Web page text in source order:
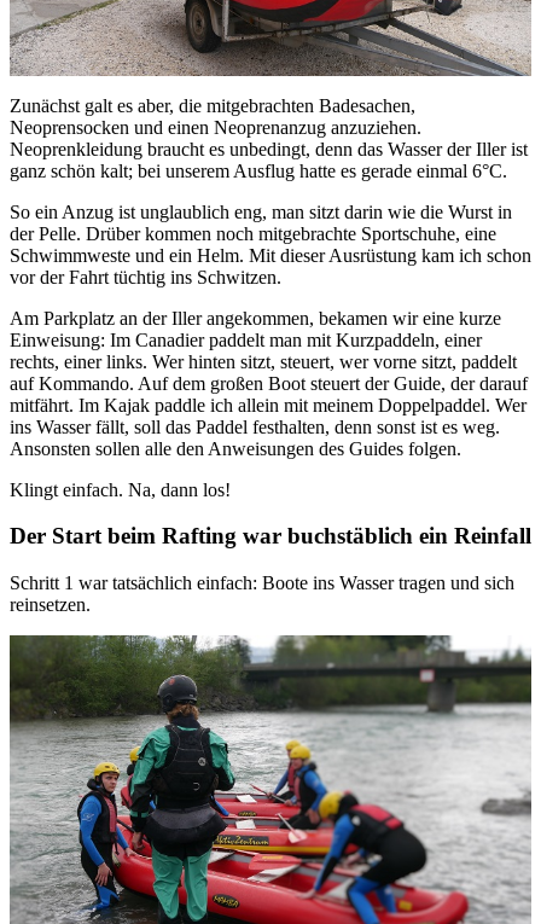
Zunächst galt es aber, die mitgebrachten Badesachen,
Neoprensocken und einen Neoprenanzug anzuziehen.
Neoprenkleidung braucht es unbedingt, denn das Wasser der Iller ist
ganz schön kalt; bei unserem Ausflug hatte es gerade einmal 6°C.
So ein Anzug ist unglaublich eng, man sitzt darin wie die Wurst in
der Pelle. Drüber kommen noch mitgebrachte Sportschuhe, eine
Schwimmweste und ein Helm. Mit dieser Ausrüstung kam ich schon
vor der Fahrt tüchtig ins Schwitzen.
Am Parkplatz an der Iller angekommen, bekamen wir eine kurze
Einweisung: Im Canadier paddelt man mit Kurzpaddeln, einer
rechts, einer links. Wer hinten sitzt, steuert, wer vorne sitzt, paddelt
auf Kommando. Auf dem großen Boot steuert der Guide, der darauf
mitfährt. Im Kajak paddle ich allein mit meinem Doppelpaddel. Wer
ins Wasser fällt, soll das Paddel festhalten, denn sonst ist es weg.
Ansonsten sollen alle den Anweisungen des Guides folgen.
Klingt einfach. Na, dann los!
Der Start beim Rafting war buchstäblich ein Reinfall
Schritt 1 war tatsächlich einfach: Boote ins Wasser tragen und sich
reinsetzen.